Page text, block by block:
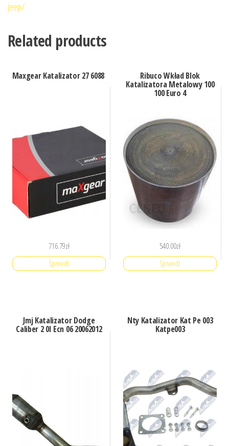
jeep/
Related products
Maxgear Katalizator 27 6088
716.79zł
Sprawdź
Ribuco Wkład Blok
Katalizatora Metalowy 100
100 Euro 4
540.00zł
Sprawdź
Jmj Katalizator Dodge
Caliber 2 0I Ecn 06 20062012
Nty Katalizator Kat Pe 003
Katpe003